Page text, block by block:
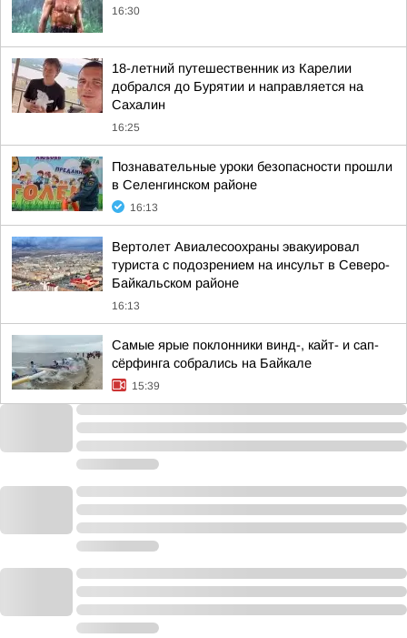
16:30
18-летний путешественник из Карелии
добрался до Бурятии и направляется на
Сахалин
16:25
Познавательные уроки безопасности прошли
в Селенгинском районе
16:13
Вертолет Авиалесоохраны эвакуировал
туриста с подозрением на инсульт в Северо-
Байкальском районе
16:13
Самые ярые поклонники винд-, кайт- и сап-
сёрфинга собрались на Байкале
15:39